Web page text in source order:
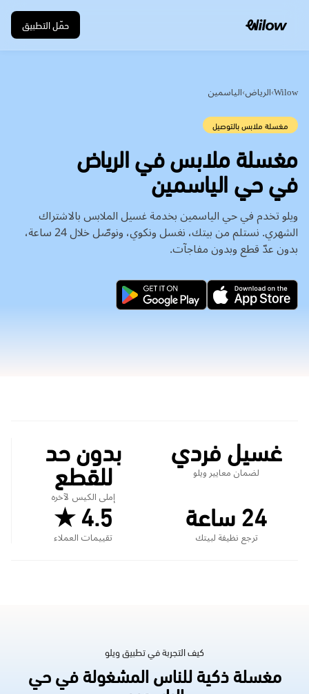
حمّل التطبيق
Wilow
›الرياض›الياسمين
مغسلة ملابس بالتوصيل
في حي الياسمين
ويلو تخدم في حي الياسمين بخدمة غسيل الملابس بالاشتراك
الشهري. نستلم من بيتك، نغسل ونكوي، ونوصّل خلال 24 ساعة،
بدون عدّ قطع وبدون مفاجآت.
غسيل فردي
لضمان معايير ويلو
بدون حد
للقطع
إملى الكيس لآخره 24 ساعة
ترجع نظيفة لبيتك
4.5 ★
تقييمات العملاء
كيف التجربة في تطبيق ويلو
مغسلة ذكية للناس المشغولة في حي